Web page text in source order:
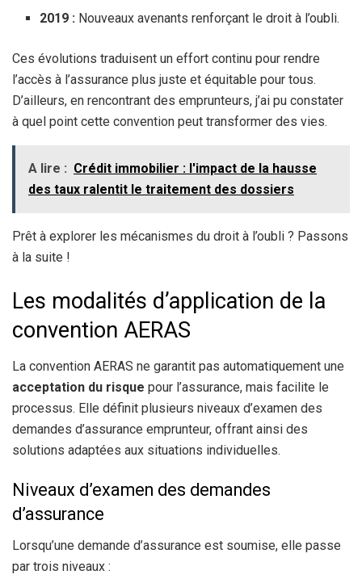
2019 : Nouveaux avenants renforçant le droit à l’oubli.
Ces évolutions traduisent un effort continu pour rendre
l’accès à l’assurance plus juste et équitable pour tous.
D’ailleurs, en rencontrant des emprunteurs, j’ai pu constater
à quel point cette convention peut transformer des vies.
A lire : Crédit immobilier : l'impact de la hausse
des taux ralentit le traitement des dossiers
Prêt à explorer les mécanismes du droit à l’oubli ? Passons
à la suite !
Les modalités d’application de la
convention AERAS
La convention AERAS ne garantit pas automatiquement une
acceptation du risque pour l’assurance, mais facilite le
processus. Elle définit plusieurs niveaux d’examen des
demandes d’assurance emprunteur, offrant ainsi des
solutions adaptées aux situations individuelles.
Niveaux d’examen des demandes
d’assurance
Lorsqu’une demande d’assurance est soumise, elle passe
par trois niveaux :